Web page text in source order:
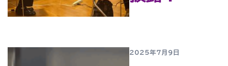
2025年7月9日